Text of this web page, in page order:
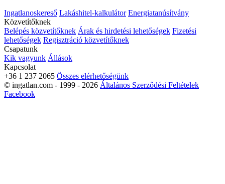
Ingatlanoskereső Lakáshitel-kalkulátor Energiatanúsítvány
Közvetítőknek
Belépés közvetítőknek Árak és hirdetési lehetőségek Fizetési
lehetőségek Regisztráció közvetítőknek
Csapatunk
Kik vagyunk Állások
Kapcsolat
+36 1 237 2065 Összes elérhetőségünk
© ingatlan.com - 1999 - 2026 Általános Szerződési Feltételek
Facebook